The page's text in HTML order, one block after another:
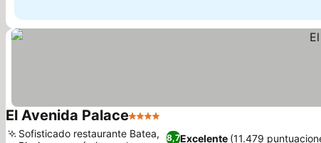
El Avenida Palace4 Estrellas
8,7Excelente (11.479
Sofisticado restaurante Batea,